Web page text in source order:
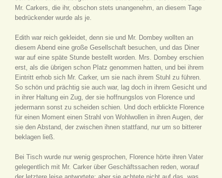
Mr. Carkers, die ihr, obschon stets unangenehm, an diesem Tage
bedrückender wurde als je.
Edith war reich gekleidet, denn sie und Mr. Dombey wollten an
diesem Abend eine große Gesellschaft besuchen, und das Diner
war auf eine späte Stunde bestellt worden. Mrs. Dombey erschien
erst, als die übrigen schon Platz genommen hatten, und bei ihrem
Eintritt erhob sich Mr. Carker, um sie nach ihrem Stuhl zu führen.
So schön und prächtig sie auch war, lag doch in ihrem Gesicht und
in ihrer Haltung ein Zug, der sie hoffnungslos von Florence und
jedermann sonst zu scheiden schien. Und doch erblickte Florence
für einen Moment einen Strahl von Wohlwollen in ihren Augen, der
sie den Abstand, der zwischen ihnen stattfand, nur um so bitterer
beklagen ließ.
Bei Tisch wurde nur wenig gesprochen, Florence hörte ihren Vater
gelegentlich mit Mr. Carker über Geschäftssachen reden, worauf